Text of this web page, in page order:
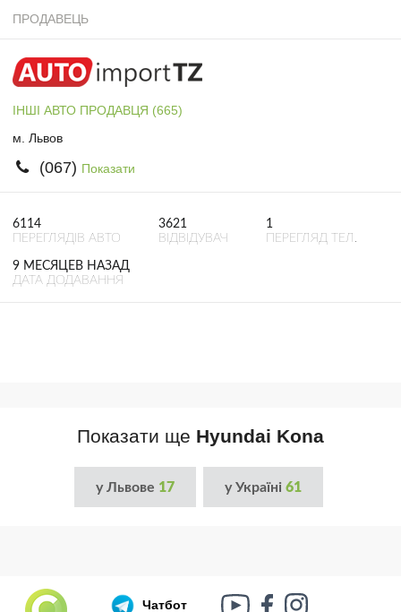
ПРОДАВЕЦЬ
ІНШІ АВТО ПРОДАВЦЯ (665)
м. Львов
(067) Показати
6114
ПЕРЕГЛЯДІВ АВТО
3621
ВІДВІДУВАЧ
1
ПЕРЕГЛЯД ТЕЛ.
9 МЕСЯЦЕВ НАЗАД
ДАТА ДОДАВАННЯ
Показати ще Hyundai Kona
у Львове 17 у Україні 61
Чатбот